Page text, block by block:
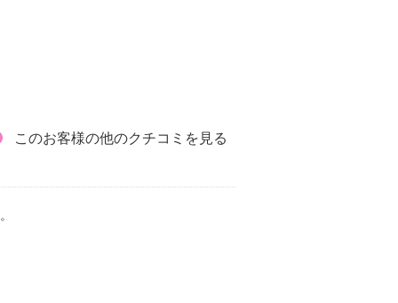
このお客様の他のクチコミを見る